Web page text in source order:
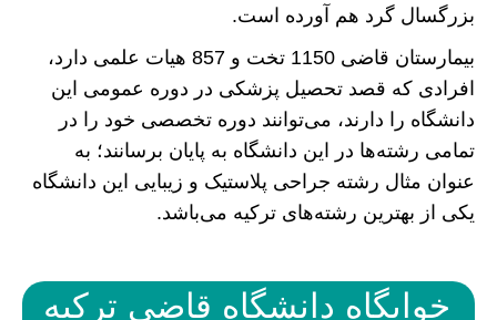
بزرگسال گرد هم آورده است.
بیمارستان قاضی 1150 تخت و 857 هیات علمی دارد،
افرادی که قصد تحصیل پزشکی در دوره عمومی این
دانشگاه را دارند، می‌توانند دوره تخصصی خود را در
تمامی رشته‌ها در این دانشگاه به پایان برسانند؛ به
عنوان مثال رشته جراحی پلاستیک و زیبایی این دانشگاه
یکی از بهترین رشته‌های ترکیه می‌باشد.
خوابگاه دانشگاه قاضی ترکیه